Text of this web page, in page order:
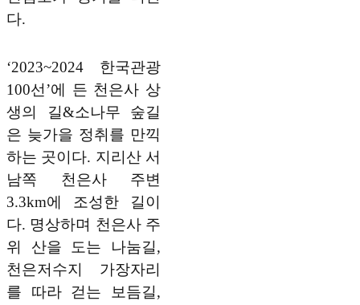
다.
‘2023~2024 한국관광
100선’에 든 천은사 상
생의 길&소나무 숲길
은 늦가을 정취를 만끽
하는 곳이다. 지리산 서
남쪽 천은사 주변
3.3km에 조성한 길이
다. 명상하며 천은사 주
위 산을 도는 나눔길,
천은저수지 가장자리
를 따라 걷는 보듬길,